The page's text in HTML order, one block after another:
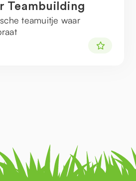
Teambuilding
teamuitje waar